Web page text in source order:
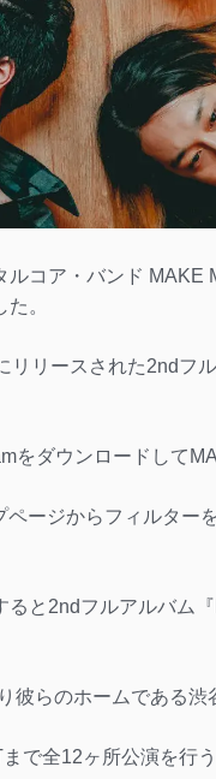
コア・バンド MAKE
。
リースされた2ndフ
をダウンロードして
ージからフィルター
と2ndフルアルバム
彼らのホームである
で全12ヶ所公演を行う